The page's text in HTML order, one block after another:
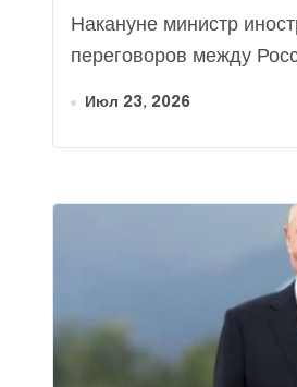
Накануне министр иностранных дел РФ Сергей Лавров заявил о возобновлении
переговоров между
Июл 23, 2026